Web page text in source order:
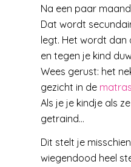
Na een paar
Dat wordt
legt. Het wordt dan
en tegen je kind
Wees gerust: het
gezicht in de matras
Als je je kindje als
getraind…
Dit stelt je
wiegendood heel